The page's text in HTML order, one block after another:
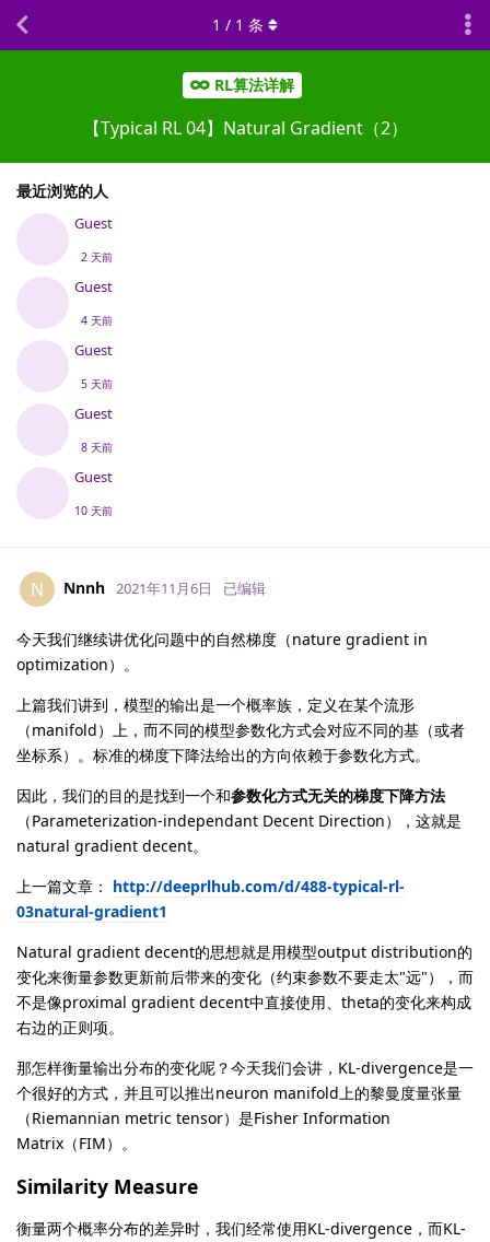
RL算法详解
【Typical RL 04】Natural Gradient（2）
最近浏览的人
Guest
2 天前
Guest
4 天前
Guest
5 天前
Guest
8 天前
Guest
10 天前
1 / 1 条
N Nnnh 2021年11月6日 已编辑
今天我们继续讲优化问题中的自然梯度（nature gradient in
optimization）。
上篇我们讲到，模型的输出是一个概率族，定义在某个流形
（manifold）上，而不同的模型参数化方式会对应不同的基（或者
坐标系）。标准的梯度下降法给出的方向依赖于参数化方式。
因此，我们的目的是找到一个和参数化方式无关的梯度下降方法
（Parameterization-independant Decent Direction），这就是
natural gradient decent。
上一篇文章： http://deeprlhub.com/d/488-typical-rl-
03natural-gradient1
Natural gradient decent的思想就是用模型output distribution的
变化来衡量参数更新前后带来的变化（约束参数不要走太"远"），而
不是像proximal gradient decent中直接使用、theta的变化来构成
右边的正则项。
那怎样衡量输出分布的变化呢？今天我们会讲，KL-divergence是一
个很好的方式，并且可以推出neuron manifold上的黎曼度量张量
（Riemannian metric tensor）是Fisher Information
Matrix（FIM）。
Similarity Measure
衡量两个概率分布的差异时，我们经常使用KL-divergence，而KL-